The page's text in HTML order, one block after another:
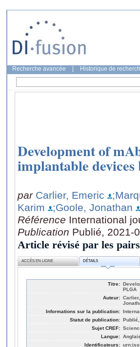
Recherche avancée Historique de
Development of
implantable
par Carlier, Emeric
Karim
;Goole, Jonathan
Référence International
Publication Publié, 2021-
Article révisé par les pairs
ACCÈS EN LIGNE DÉTAILS
Titre:
PLGA
Auteur:
Informations sur la publication:
Statut de publication: Publié,
Sujet CREF:
Langue: Anglais
Identificateurs: